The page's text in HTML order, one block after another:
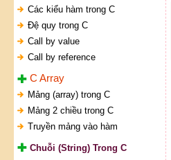
Các kiểu hàm trong C
Đệ quy trong C
Call by value
Call by reference
C Array
Mảng (array) trong C
Mảng 2 chiều trong C
Truyền mảng vào hàm
Chuỗi (String) Trong C